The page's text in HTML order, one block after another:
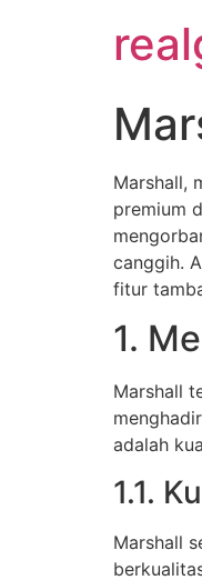
Marshall,
premium
canggih.
fitur
1.
Marshall
adalah
1.1.
Marshall